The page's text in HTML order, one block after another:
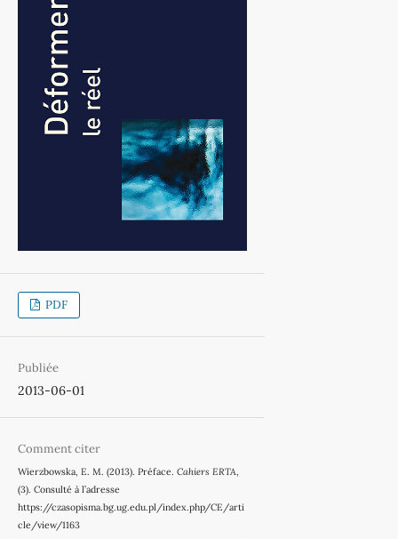
PDF
Publiée
2013-06-01
Comment citer
Wierzbowska, E. M. (2013). Préface. Cahiers ERTA
(3). Consulté à l’adresse
https://czasopisma.bg.ug.edu.pl/index.php/CE/arti
cle/view/1163